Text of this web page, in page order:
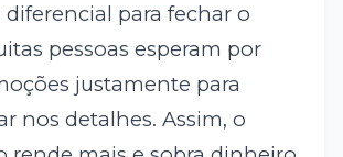
diferencial para fechar o
pessoas esperam por
justamente para
nos detalhes. Assim, o